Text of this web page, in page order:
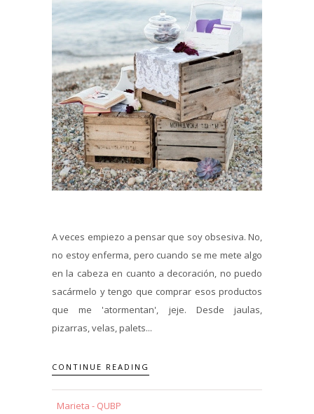
A veces empiezo a pensar que soy obsesiva. No,
no estoy enferma, pero cuando se me mete algo
en la cabeza en cuanto a decoración, no puedo
sacármelo y tengo que comprar esos productos
que me 'atormentan', jeje. Desde jaulas,
pizarras, velas, palets...
CONTINUE READING
Marieta - QUBP